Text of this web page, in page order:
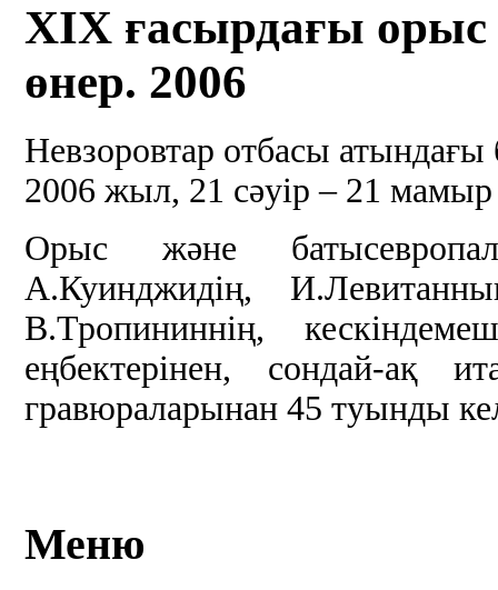
ХІХ ғасырдағы
өнер. 2006
Невзоровтар отбасы
2006 жыл, 21 сәуір – 21
Орыс және
А.Куинджидің,
В.Тропининнің,
еңбектерінен, сондай-ақ
гравюраларынан 45 туынды
Меню